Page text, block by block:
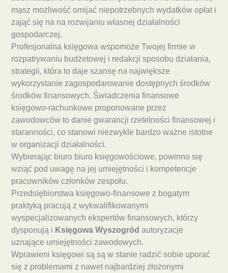
masz możliwość omijać niepotrzebnych wydatków opłat i
zająć się na na rozwijaniu własnej działalności
gospodarczej.
Profesjonalna księgowa wspomoże Twojej firmie w
rozpatrywaniu budżetowej i redakcji sposobu działania,
strategii, która to daje szansę na największe
wykorzystanie zagospodarowanie dostępnych środków
środków finansowych. Świadczenia finansowe
księgowo-rachunkowe proponowane przez
zawodowców to danie gwarancji rzetelności finansowej i
staranności, co stanowi niezwykle bardzo ważne istotne
w organizacji działalności.
Wybierając biuro biuro księgowościowe, powinno się
wziąć pod uwagę na jej umiejętności i kompetencje
pracowników członków zespołu.
Przedsiębiorstwa księgowo-finansowe z bogatym
praktyką pracują z wykwalifikowanymi
wyspecjalizowanych ekspertów finansowych, którzy
dysponują i Księgowa Wyszogród autoryzacje
uznające umiejętności zawodowych.
Wprawieni księgowi są są w stanie radzić sobie uporać
się z problemami z nawet najbardziej złożonymi